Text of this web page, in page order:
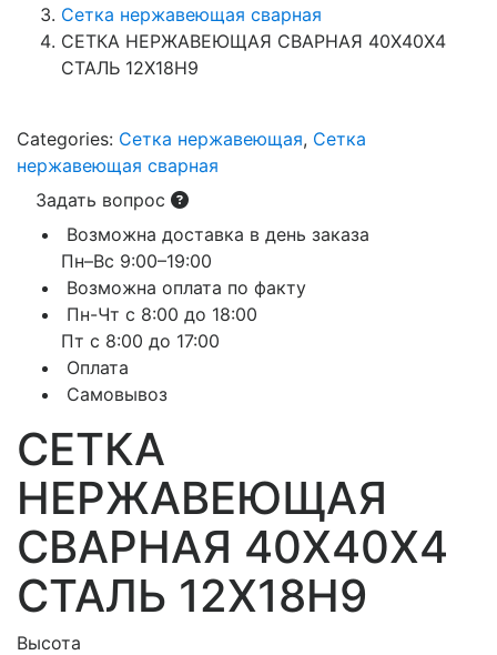
Сетка нержавеющая сварная
СЕТКА НЕРЖАВЕЮЩАЯ СВАРНАЯ 40Х40Х4
СТАЛЬ 12Х18Н9
Categories: Сетка нержавеющая, Сетка
нержавеющая сварная
Задать вопрос
Возможна доставка в день заказа
Пн–Вс 9:00–19:00
Возможна оплата по факту
Пн-Чт с 8:00 до 18:00
Пт с 8:00 до 17:00
Оплата
Самовывоз
СЕТКА
НЕРЖАВЕЮЩАЯ
СВАРНАЯ 40Х40Х4
СТАЛЬ 12Х18Н9
Высота